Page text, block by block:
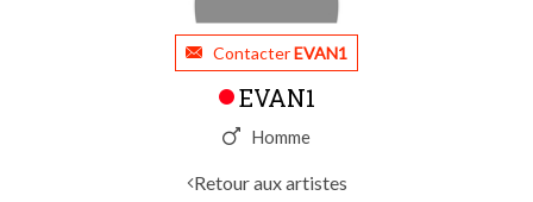
ContacterEVAN1
EVAN1
Homme
Retour aux artistes